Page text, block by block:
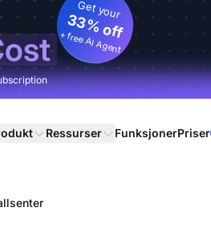
Get your
33% off
+ free AI Agent
Ressurser FunksjonerPriser